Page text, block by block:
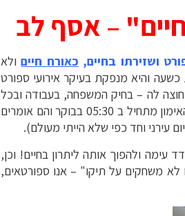
– אסף לב
ושזירתו בחיים, כאורח חיים ולא
והיא מנפקת בעיקר אירועי ספורט
לה – בחיק המשפחה, בעבודה ובכל
(לטובת אלו שאני אומר להם שהאימון מתחיל ב 05:30 בבוקר והם אומרים
עימה ולהפוך אותה ליתרון בחיים! וכן,
לא משחקים על תיקו" – אנו ספורטאים,